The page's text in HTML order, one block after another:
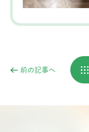
前の記事へ